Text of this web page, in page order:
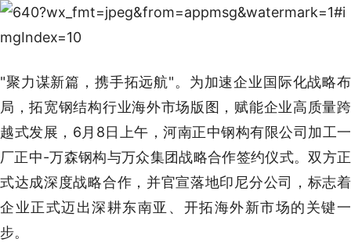
"聚力谋新篇，携手拓远航"。为加速企业国际化战略布
局，拓宽钢结构行业海外市场版图，赋能企业高质量跨
越式发展，6月8日上午，河南正中钢构有限公司加工一
厂正中-万森钢构与万众集团战略合作签约仪式。双方正
式达成深度战略合作，并官宣落地印尼分公司，标志着
企业正式迈出深耕东南亚、开拓海外新市场的关键一
步。